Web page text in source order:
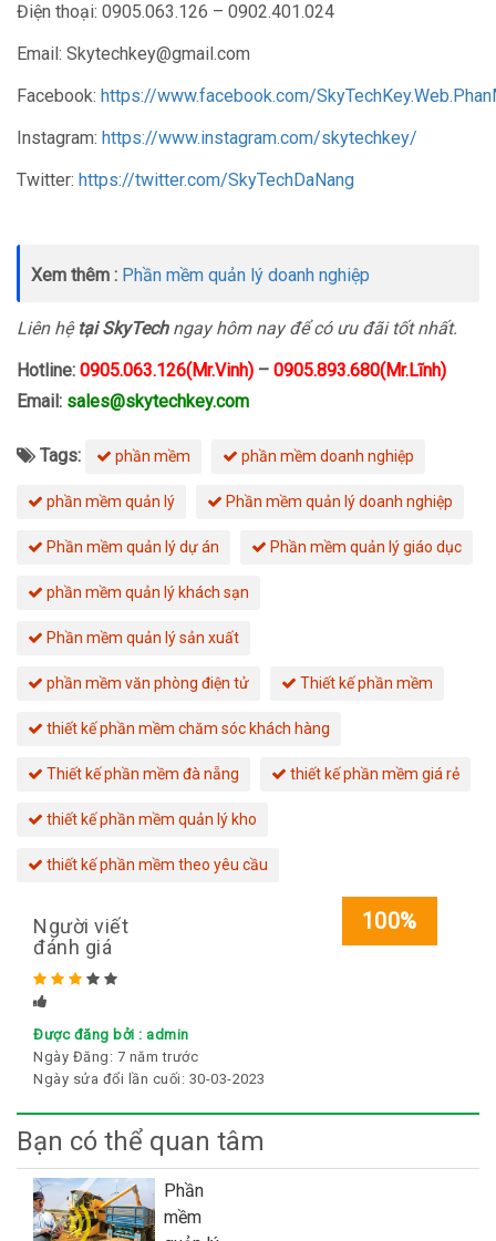
Điện thoại: 0905.063.126 – 0902.401.024
Email: Skytechkey@gmail.com
Facebook: https://www.facebook.com/
Instagram: https://www.instagram.com/skytechkey/
Twitter: https://twitter.com/SkyTechDaNang
Xem thêm : Phần mềm quản lý doanh nghiệp
Liên hệ tại SkyTechngay hôm nay để có ưu đãi tốt nhất.
Hotline: 0905.063.126(Mr.Vinh) – 0905.893.680(Mr.Lĩnh)
Email: sales@skytechkey.com
Tags: phần mềm phần mềm doanh nghiệp
phần mềm quản lý Phần mềm quản lý doanh nghiệp
Phần mềm quản lý dự án Phần mềm quản lý giáo dục
phần mềm quản lý khách sạn
Phần mềm quản lý sản xuất
phần mềm văn phòng điện tử Thiết kế phần mềm
thiết kế phần mềm chăm sóc khách hàng
Thiết kế phần mềm đà nẵng thiết kế phần mềm giá rẻ
thiết kế phần mềm quản lý kho
thiết kế phần mềm theo yêu cầu
Người viết
đánh giá
Rated
5
100%
Được đăng bởi : admin
Ngày Đăng: 7 năm trước
Ngày sửa đổi lần cuối: 30-03-2023
Bạn có thể quan tâm
Phần
mềm